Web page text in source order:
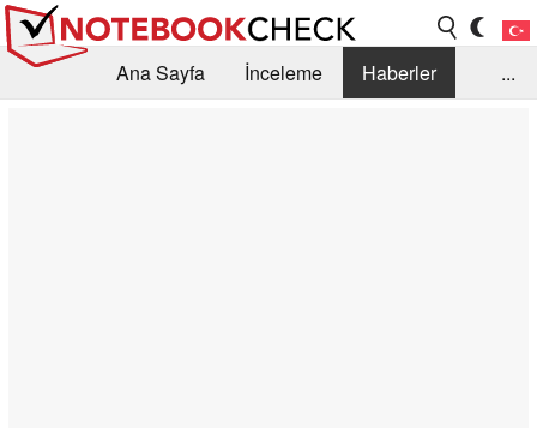
Ana Sayfa İnceleme
Haberler
...